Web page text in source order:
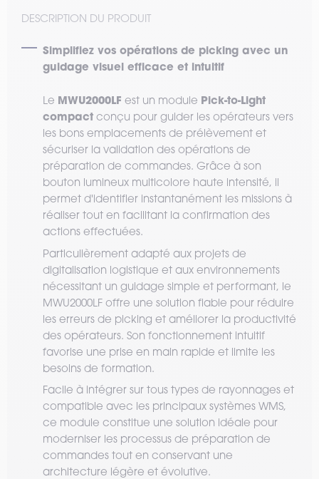
DESCRIPTION DU PRODUIT
Simplifiez vos opérations de picking avec un
guidage visuel efficace et intuitif
Le MWU2000LF est un module Pick-to-Light
compact conçu pour guider les opérateurs vers
les bons emplacements de prélèvement et
sécuriser la validation des opérations de
préparation de commandes. Grâce à son
bouton lumineux multicolore haute intensité, il
permet d'identifier instantanément les missions à
réaliser tout en facilitant la confirmation des
actions effectuées.
Particulièrement adapté aux projets de
digitalisation logistique et aux environnements
nécessitant un guidage simple et performant, le
MWU2000LF offre une solution fiable pour réduire
les erreurs de picking et améliorer la productivité
des opérateurs. Son fonctionnement intuitif
favorise une prise en main rapide et limite les
besoins de formation.
Facile à intégrer sur tous types de rayonnages et
compatible avec les principaux systèmes WMS,
ce module constitue une solution idéale pour
moderniser les processus de préparation de
commandes tout en conservant une
architecture légère et évolutive.